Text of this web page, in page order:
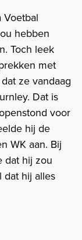
Voetbal
hebben
Toch leek
met
ze vandaag
Dat is
voor
hij de
WK aan. Bij
dat hij zou
dat hij alles